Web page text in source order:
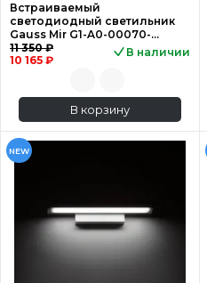
Встраиваемый
светодиодный светильник
Gauss Mir G1-A0-00070-
01GA2-2003540
11 350 ₽
10 165 ₽
В наличии
В корзину
NEW